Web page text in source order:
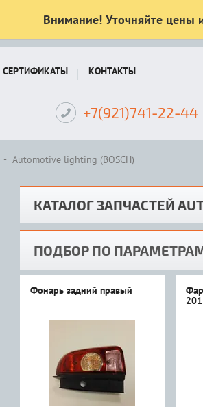
Внимание! Уточняйте цены
СЕРТИФИКАТЫ КОНТАКТЫ
+7(921)741-22-44
Automotive lighting (BOSCH)
КАТАЛОГ ЗАПЧАСТЕЙ
ПОДБОР ПО
Фонарь задний правый